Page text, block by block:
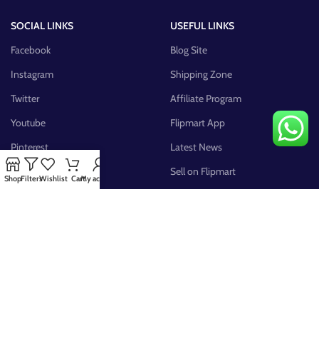
SOCIAL LINKS
Facebook
Instagram
Twitter
Youtube
Pinterest
FB Group
USEFUL LINKS
Blog Site
Shipping Zone
Affiliate Program
Flipmart App
Latest News
Sell on Flipmart
ShopFiltersWishlist CartMy account